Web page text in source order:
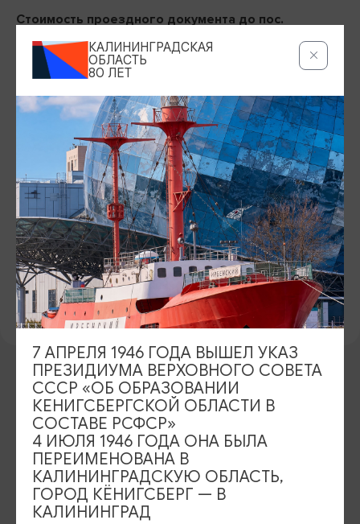
Стоимость проездного документа до пос.
Краснолесье:
Из Калининграда – 439 ₽
Из Черняховска – 221 ₽
Из Гусева – 160 ₽
Из Нестерова – 99 ₽
Время в пути – 2 часа 41 мин Время стоянки в пос.
Краснолесье – 6 часов Оформить проездные
документы можно в билетных пригородных кассах,
терминалах самообслуживания, мобильном приложении
«РЖД Пассажирам», а также на официальном сайте
kppk39.ru.
Статья-путеводитель:Едем в Краснолесье
ИЩИТЕ ТАКЖЕ НА НАШЕМ САЙТЕ
Серебряное ожерелье
Туры и экскурсии
Афиша мероприятий
КАЛИНИНГРАДСКАЯ
ОБЛАСТЬ
80 ЛЕТ
7 АПРЕЛЯ 1946 ГОДА ВЫШЕЛ УКАЗ
ПРЕЗИДИУМА ВЕРХОВНОГО СОВЕТА
СССР «ОБ ОБРАЗОВАНИИ
КЕНИГСБЕРГСКОЙ ОБЛАСТИ В
СОСТАВЕ РСФСР»
4 ИЮЛЯ 1946 ГОДА ОНА БЫЛА
ПЕРЕИМЕНОВАНА В
КАЛИНИНГРАДСКУЮ ОБЛАСТЬ,
ГОРОД КЁНИГСБЕРГ — В
КАЛИНИНГРАД